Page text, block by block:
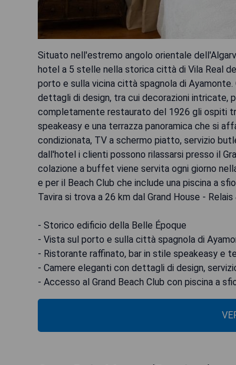
Situato nell'estremo angolo orientale
hotel a 5 stelle nella storica città di Vila Real
porto e sulla vicina città spagnola di
dettagli di design, tra cui decorazioni intricate,
completamente restaurato del 1926 gli ospiti
speakeasy e una terrazza panoramica che si
condizionata, TV a schermo piatto, servizio
dall'hotel i clienti possono rilassarsi presso il
colazione a buffet viene servita ogni giorno
e per il Beach Club che include una piscina a
Tavira si trova a 26 km dal Grand House -
- Storico edificio della Belle Époque
- Vista sul porto e sulla città spagnola di
- Ristorante raffinato, bar in stile speakeasy e
- Camere eleganti con dettagli di design,
- Accesso al Grand Beach Club con piscina a